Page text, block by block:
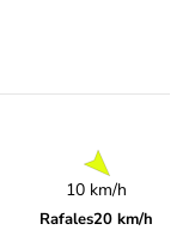
10 km/h
Rafales20 km/h